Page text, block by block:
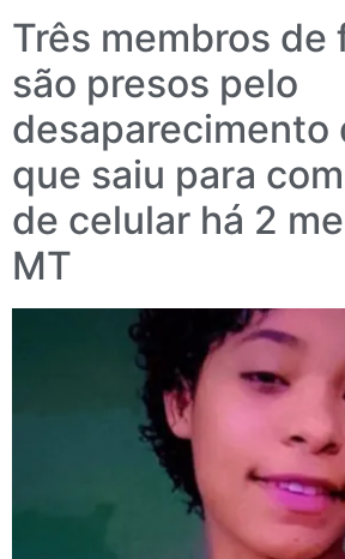
Três membros de
são presos pelo
desaparecimento
que saiu para
de celular há 2
MT